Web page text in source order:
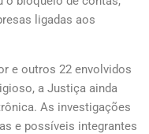
ligadas aos
e outros 22 envolvidos
a Justiça ainda
As investigações
e possíveis integrantes